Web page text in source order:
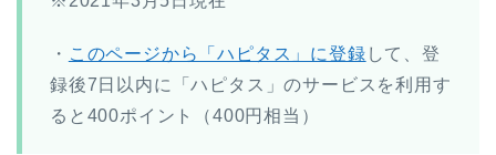
・ このページから「ハピタス」に登録 して、登
録後7日以内に「ハピタス」のサービスを利用す
ると400ポイント（400円相当）